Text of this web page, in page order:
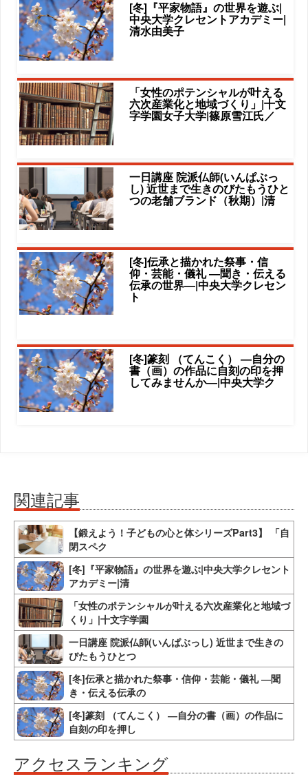
[冬]『平家物語』の世界を遊ぶ|
中央大学クレセントアカデミー|
清水由美子
「女性のポテンシャルが叶える
六次産業化と地域づくり」|十文
字学園女子大学|篠原雪江氏／
一日講座 院派仏師(いんぱぶっ
し) 近世まで生きのびたもうひと
つの老舗ブランド（秋期）|清
[冬]伝承と描かれた祭事・信
仰・芸能・儀礼 ―聞き・伝える
伝承の世界―|中央大学クレセン
ト
[冬]篆刻 （てんこく） ―自分の
書（画）の作品に自刻の印を押
してみませんか―|中央大学ク
関連記事
【鍛えよう！子どもの心と体シリーズPart3】 「自
閉スペク
[冬]『平家物語』の世界を遊ぶ|中央大学クレセント
アカデミー|清
「女性のポテンシャルが叶える六次産業化と地域づ
くり」|十文字学園
一日講座 院派仏師(いんぱぶっし) 近世まで生きの
びたもうひとつ
[冬]伝承と描かれた祭事・信仰・芸能・儀礼 ―聞
き・伝える伝承の
[冬]篆刻 （てんこく） ―自分の書（画）の作品に
自刻の印を押し
アクセスランキング